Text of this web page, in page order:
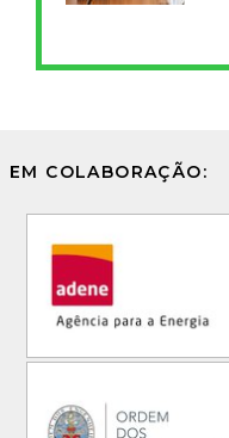
EM COLABORAÇÃO: